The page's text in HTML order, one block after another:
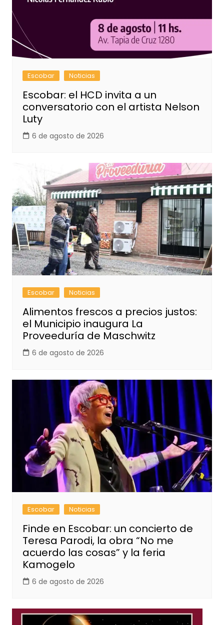
Escobar Noticias
Escobar: el HCD invita a un
conversatorio con el artista Nelson
Luty
6 de agosto de 2026
Escobar Noticias
Alimentos frescos a precios justos:
el Municipio inaugura La
Proveeduría de Maschwitz
6 de agosto de 2026
Escobar Noticias
Finde en Escobar: un concierto de
Teresa Parodi, la obra “No me
acuerdo las cosas” y la feria
Kamogelo
6 de agosto de 2026